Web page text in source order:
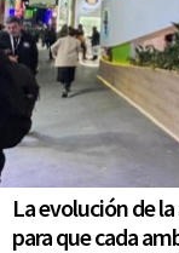
La evolución de
para que cada